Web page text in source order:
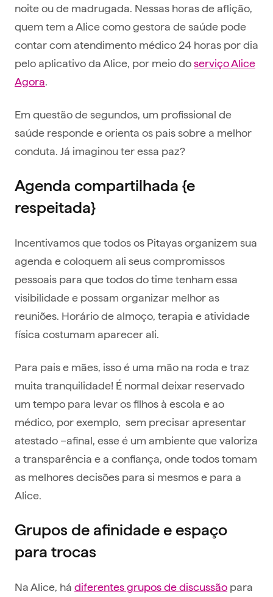
noite ou de madrugada. Nessas horas de aflição,
quem tem a Alice como gestora de saúde pode
contar com atendimento médico 24 horas por dia
pelo aplicativo da Alice, por meio doserviço Alice
Agora.
Em questão de segundos, um profissional de
saúde responde e orienta os pais sobre a melhor
conduta. Já imaginou ter essa paz?
Agenda compartilhada {e
respeitada}
Incentivamos que todos os Pitayas organizem sua
agenda e coloquem ali seus compromissos
pessoais para que todos do time tenham essa
visibilidade e possam organizar melhor as
reuniões. Horário de almoço, terapia e atividade
física costumam aparecer ali.
Para pais e mães, isso é uma mão na roda e traz
muita tranquilidade! É normal deixar reservado
um tempo para levar os filhos à escola e ao
médico, por exemplo, sem precisar apresentar
atestado –afinal, esse é um ambiente que valoriza
a transparência e a confiança, onde todos tomam
as melhores decisões para si mesmos e para a
Alice.
Grupos de afinidade e espaço
para trocas
Na Alice, há diferentes grupos de discussão para